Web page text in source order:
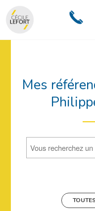
Mes
Rechercher